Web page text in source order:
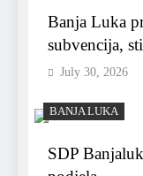
Banja Luka
subvencija,
July 30, 2026
BANJA LUKA
SDP